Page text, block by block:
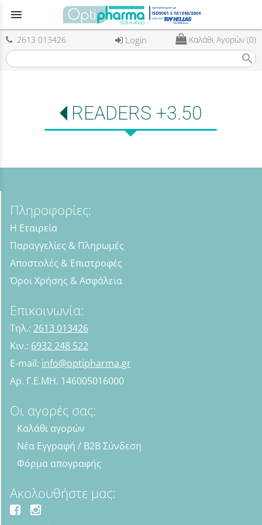
menu
2613 013426 Login Καλάθι Αγορών (0)
search
READERS +3.50
Πληροφορίες:
Η Εταιρεία
Παραγγελίες & Πληρωμές
Αποστολές & Επιστροφές
Όροι Χρήσης & Ασφάλεια
Επικοινωνία:
Τηλ.: 2613 013426
Κιν.: 6932 248 522
E-mail: info@optipharma.gr
Αρ. Γ.Ε.ΜΗ. 146005016000
Οι αγορές σας:
Καλάθι αγορών
Νέα Εγγραφή / B2B Σύνδεση
Φόρμα απογραφής
Ακολουθήστε μας: